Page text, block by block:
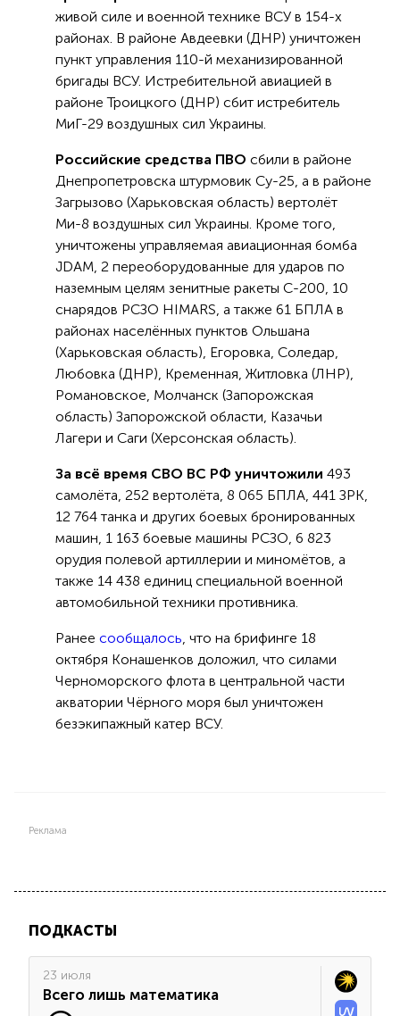
живой силе и военной технике ВСУ в 154-х
районах. В районе Авдеевки (ДНР) уничтожен
пункт управления 110-й механизированной
бригады ВСУ. Истребительной авиацией в
районе Троицкого (ДНР) сбит истребитель
МиГ-29 воздушных сил Украины.
Российские средства ПВО сбили в районе
Днепропетровска штурмовик Су-25, а в районе
Загрызово (Харьковская область) вертолёт
Ми-8 воздушных сил Украины. Кроме того,
уничтожены управляемая авиационная бомба
JDAM, 2 переоборудованные для ударов по
наземным целям зенитные ракеты С-200, 10
снарядов РСЗО HIMARS, а также 61 БПЛА в
районах населённых пунктов Ольшана
(Харьковская область), Егоровка, Соледар,
Любовка (ДНР), Кременная, Житловка (ЛНР),
Романовское, Молчанск (Запорожская
область) Запорожской области, Казачьи
Лагери и Саги (Херсонская область).
За всё время СВО ВС РФ уничтожили 493
самолёта, 252 вертолёта, 8 065 БПЛА, 441 ЗРК,
12 764 танка и других боевых бронированных
машин, 1 163 боевые машины РСЗО, 6 823
орудия полевой артиллерии и миномётов, а
также 14 438 единиц специальной военной
автомобильной техники противника.
Ранее сообщалось , что на брифинге 18
октября Конашенков доложил, что силами
Черноморского флота в центральной части
акватории Чёрного моря был уничтожен
безэкипажный катер ВСУ.
Реклама
ПОДКАСТЫ
23 июля
Всего лишь математика